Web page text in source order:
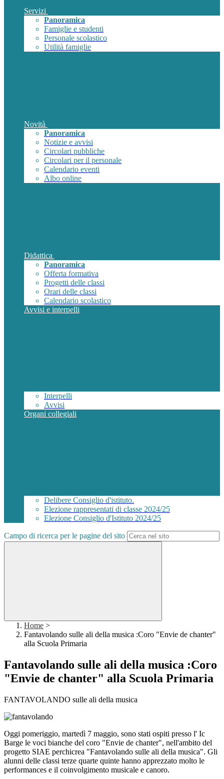
Servizi
Panoramica
Famiglie e studenti
Personale scolastico
Utilità famiglie
Novità
Panoramica
Notizie e avvisi
Circolari pubbliche
Circolari per il personale
Calendario eventi
Albo online
Didattica
Panoramica
Offerta formativa
Progetti delle classi
Orari delle classi
Calendario scolastico
Avvisi e interpelli
Interpelli
Avvisi
Organi collegiali
Delibere Consiglio d'istituto.
Elezione rappresentati di classe 2024/25
Elezione Consiglio d'Istituto 2024/25
Campo di ricerca per le pagine del sito
Home >
Fantavolando sulle ali della musica :Coro "Envie de chanter"
alla Scuola Primaria
Fantavolando sulle ali della musica :Coro
"Envie de chanter" alla Scuola Primaria
FANTAVOLANDO sulle ali della musica
Oggi pomeriggio, martedì 7 maggio, sono stati ospiti presso l' Ic
Barge le voci bianche del coro "Envie de chanter", nell'ambito del
progetto SIAE perchicrea "Fantavolando sulle ali della musica". Gli
alunni delle classi terze quarte quinte hanno apprezzato molto le
performances e il coinvolgimento musicale e canoro.